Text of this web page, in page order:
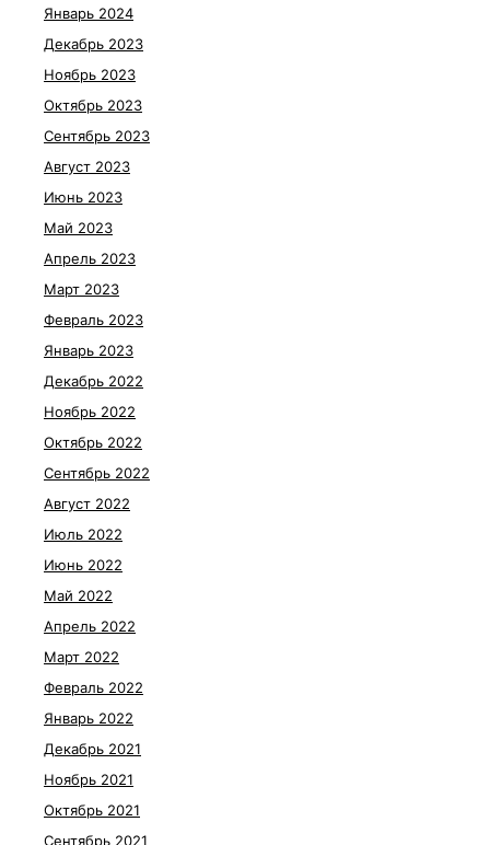
Январь 2024
Декабрь 2023
Ноябрь 2023
Октябрь 2023
Сентябрь 2023
Август 2023
Июнь 2023
Май 2023
Апрель 2023
Март 2023
Февраль 2023
Январь 2023
Декабрь 2022
Ноябрь 2022
Октябрь 2022
Сентябрь 2022
Август 2022
Июль 2022
Июнь 2022
Май 2022
Апрель 2022
Март 2022
Февраль 2022
Январь 2022
Декабрь 2021
Ноябрь 2021
Октябрь 2021
Сентябрь 2021